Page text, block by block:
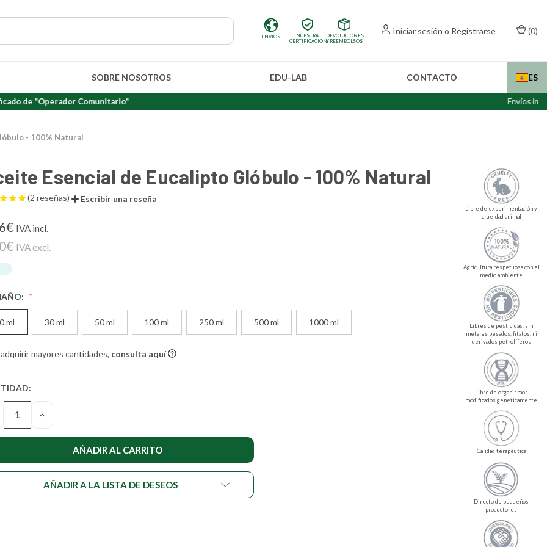
ENVIOS
NUESTRA
CERTIFICACION
DEVOLUCIONES
Y REEMBOLSOS
Iniciar sesión o Registrarse (0)
SOBRE NOSOTROS EDU-LAB CONTACTO ES
Comunitario" Envíos
- 100% Natural
Esencial de Eucalipto Glóbulo - 100% Natural
(2 reseñas) Escribir una reseña
IVA incl.
IVA excl.
ml 30 ml 50 ml 100 ml 250 ml 500 ml 1000 ml
adquirir mayores cantidades, consulta aquí
DE
AUMENTAR
DE
UNDEFINED
AÑADIR A LA LISTA DE DESEOS
Libre de experimentación y
crueldad animal
Agricultura respetuosa con el
medio ambiente
Libres de pesticidas, sin
metales pesados, fitatos, ni
derivados petrolíferos
Libre de organismos
modificados genéticamente
Calidad terapéutica
Directo de pequeños
productores